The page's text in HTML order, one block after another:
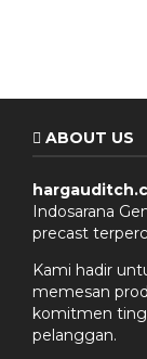
ABOUT US
Indosarana
precast
Kami hadir
memesan
komitmen
pelanggan.